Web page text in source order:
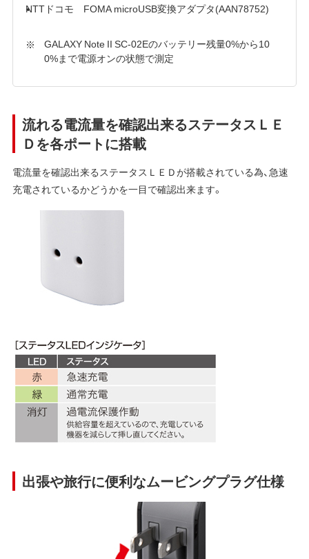
NTTドコモ FOMA microUSB変換アダプタ(AAN78752)
GALAXY Note II SC-02Eのバッテリー残量0%から10
0%まで電源オンの状態で測定
流れる電流量を確認出来るステータスＬＥ
Ｄを各ポートに搭載
電流量を確認出来るステータスＬＥＤが搭載されている為、急速
充電されているかどうかを一目で確認出来ます。
出張や旅行に便利なムービングプラグ仕様